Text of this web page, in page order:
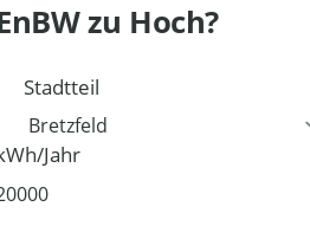
zu Hoch?
Stadtteil
Jahr